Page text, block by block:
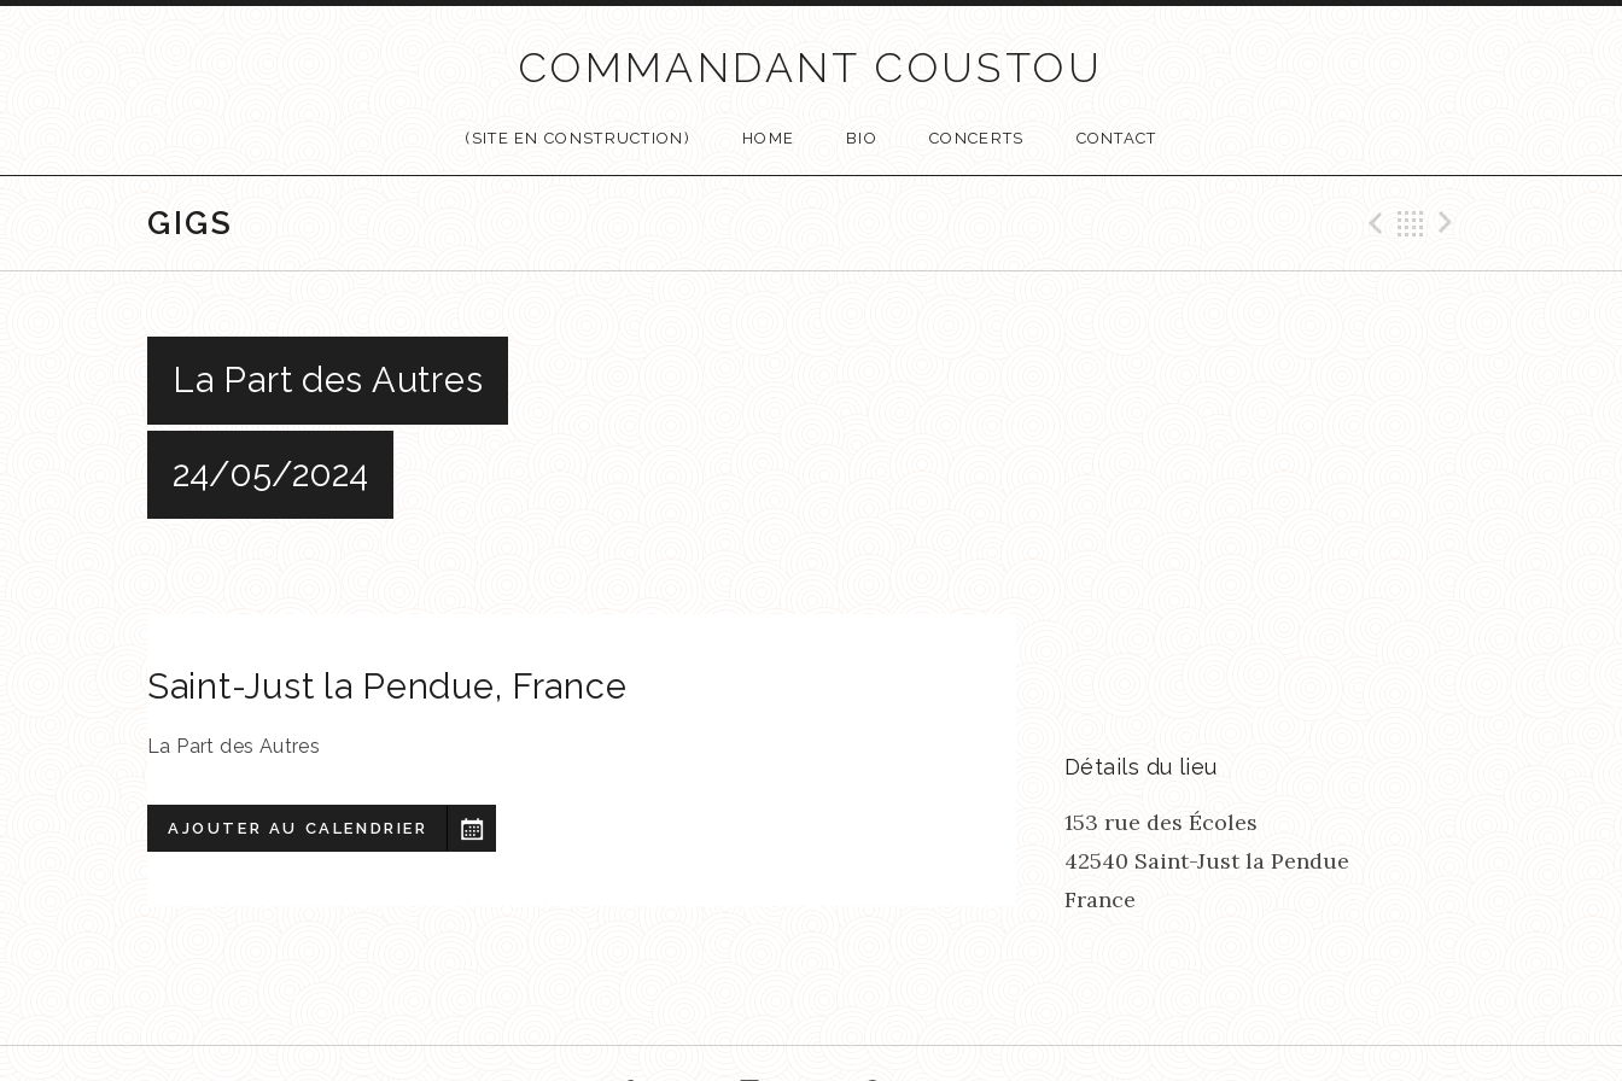
COMMANDANT COUSTOU
(SITE EN CONSTRUCTION) HOME BIO CONCERTS CONTACT
GIGS Previous Gig
Retour
La Part des Autres
24/05/2024
Saint-Just la Pendue, France
La Part des Autres
AJOUTER AU CALENDRIER
Détails du lieu
153 rue des Écoles
42540 Saint-Just la Pendue
France